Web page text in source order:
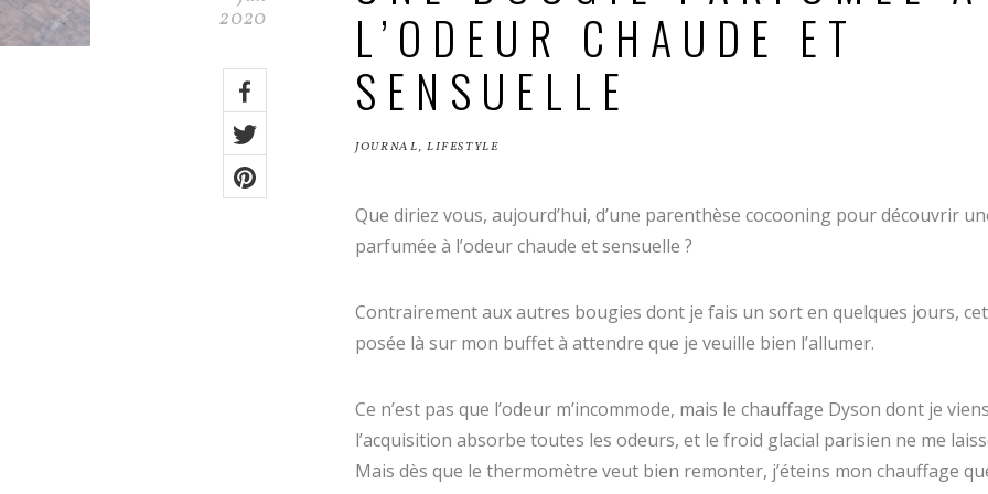
L’ODEUR CHAUDE ET
SENSUELLE
2020
JOURNAL, LIFESTYLE
Share
on:Facebook
Twitter
Pinterest
Que diriez vous, aujourd’hui, d’une parenthèse cocooning pour découvrir
parfumée à l’odeur chaude et sensuelle ?
Contrairement aux autres bougies dont je fais un sort en quelques jours,
posée là sur mon buffet à attendre que je veuille bien l’allumer.
Ce n’est pas que l’odeur m’incommode, mais le chauffage Dyson dont je
l’acquisition absorbe toutes les odeurs, et le froid glacial parisien ne me
Mais dès que le thermomètre veut bien remonter, j’éteins mon chauffage